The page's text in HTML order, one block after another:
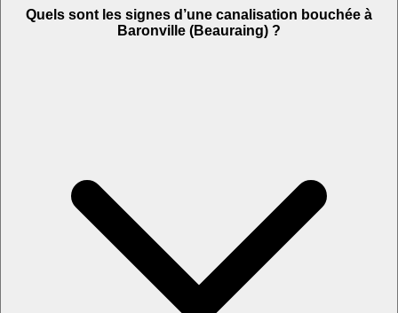
Quels sont les signes d’une canalisation bouchée à
Baronville (Beauraing) ?